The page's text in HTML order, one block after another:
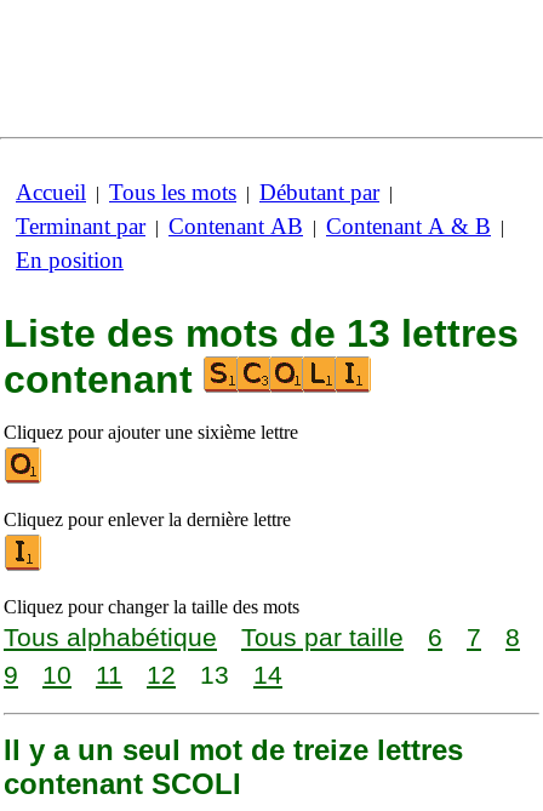
Accueil | Tous les mots | Débutant par|
Terminant par| Contenant AB | Contenant A & B |
En position
Liste des mots de 13 lettres
contenant
Cliquez pour ajouter une sixième lettre
Cliquez pour enlever la dernière lettre
Cliquez pour changer la taille des mots
Tous alphabétique Tous par taille 6 7
8
9
10 11 12 13 14
Il y a un seul mot de treize lettres
contenant SCOLI